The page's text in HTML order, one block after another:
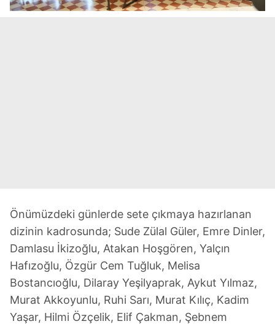
Önümüzdeki günlerde sete çıkmaya hazırlanan
dizinin kadrosunda; Sude Zülal Güler, Emre Dinler,
Damlasu İkizoğlu, Atakan Hoşgören, Yalçın
Hafızoğlu, Özgür Cem Tuğluk, Melisa
Bostancıoğlu, Dilaray Yeşilyaprak, Aykut Yılmaz,
Murat Akkoyunlu, Ruhi Sarı, Murat Kılıç, Kadim
Yaşar, Hilmi Özçelik, Elif Çakman, Şebnem